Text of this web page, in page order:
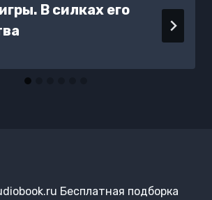
В силках его
Бесплатная подборка